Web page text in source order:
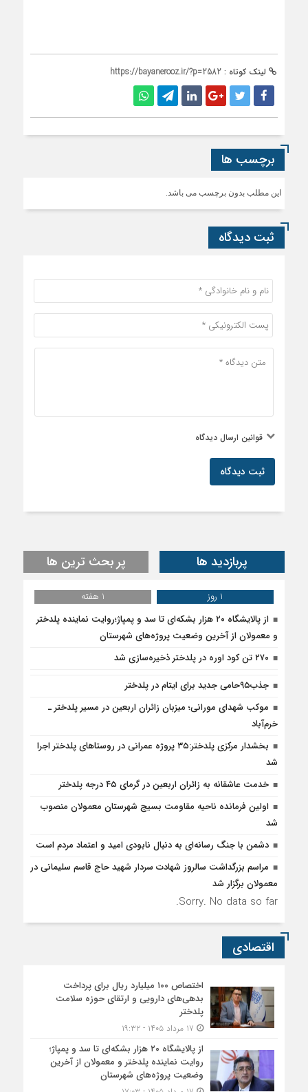
لینک کوتاه : https://bayanerooz.ir/?p=2582
برچسب ها
این مطلب بدون برچسب می باشد.
ثبت دیدگاه
قوانین ارسال دیدگاه
ثبت دیدگاه
پربازدید ها پر بحث ترین ها
1 روز
1 هفته
از پالایشگاه ۲۰ هزار بشکه‌ای تا سد و پمپاژ؛روایت نماینده پلدختر
و معمولان از آخرین وضعیت پروژه‌های شهرستان
۲۷۰ تن کود اوره در پلدختر ذخیره‌سازی شد
جذب۹۵حامی جدید برای ایتام در پلدختر
موکب شهدای مورانی؛ میزبان زائران اربعین در مسیر پلدختر ـ
خرم‌آباد
بخشدار مرکزی پلدختر:۳۵ پروژه عمرانی در روستاهای پلدختر اجرا
شد
خدمت عاشقانه به زائران اربعین در گرمای ۴۵ درجه پلدختر
اولین فرمانده ناحیه مقاومت بسیج شهرستان معمولان منصوب
شد
دشمن با جنگ رسانه‌ای به دنبال نابودی امید و اعتماد مردم است
مراسم بزرگداشت سالروز شهادت سردار شهید حاج قاسم سلیمانی در
معمولان برگزار شد
Sorry. No data so far.
اقتصادی
اختصاص ۱۰۰ میلیارد ریال برای پرداخت
بدهی‌های دارویی و ارتقای حوزه سلامت
پلدختر
از پالایشگاه ۲۰ هزار بشکه‌ای تا سد و پمپاژ؛
روایت نماینده پلدختر و معمولان از آخرین
وضعیت پروژه‌های شهرستان